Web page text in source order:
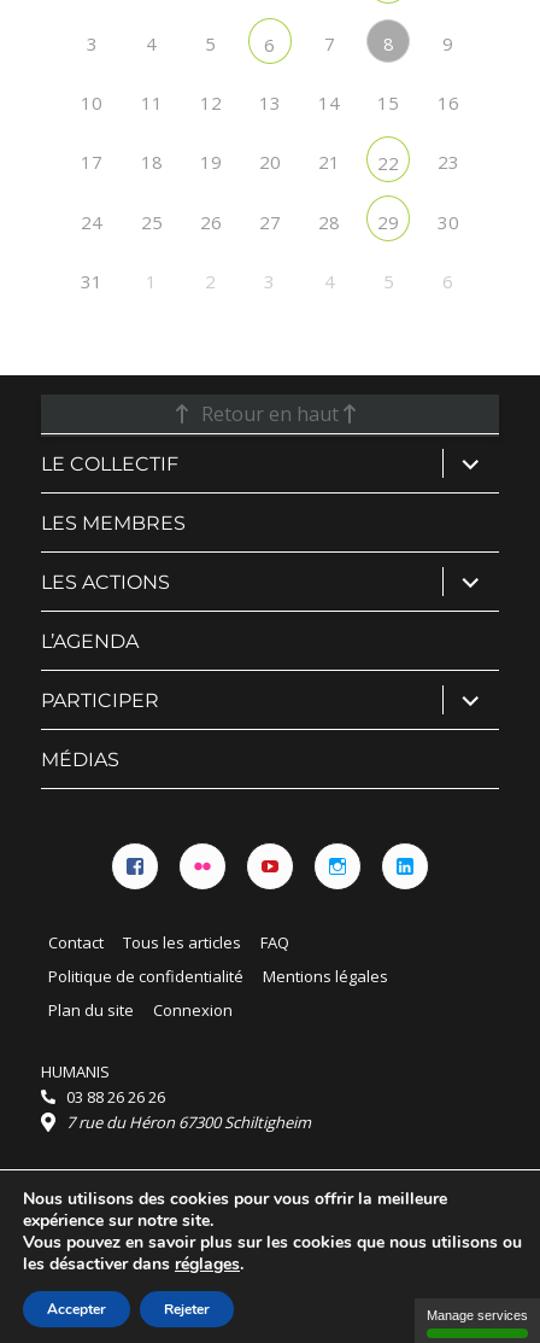
3 4 5 6 7 8 9
10 11 12 13 14 15 16
17 18 19 20 21 22 23
24 25 26 27 28 29 30
31 1 2 3 4 5 6
Retour en haut
LE COLLECTIF ouvrir
le
sous-
LES MEMBRES
LES ACTIONS ouvrir
le
sous-
L’AGENDA
PARTICIPER ouvrir
le
sous-
MÉDIAS
Contact Tous les articles
FAQ
Politique de confidentialité
Mentions légales
Plan du site
Connexion
HUMANIS
03 88 26 26 26
7 rue du Héron 67300 Schiltigheim
Horaires :
HUMANIS : du lundi au vendredi 9h - 18h
Ordidocaz : du lundi au vendredi 8h - 19h
© 2025 HUMANIS, tous droits réservés.
Licence Creative Commons Attribution 4.0
International
Nous utilisons des cookies pour vous offrir la meilleure
expérience sur notre site.
Vous pouvez en savoir plus sur les cookies que nous utilisons ou
les désactiver dans réglages.
Accepter Rejeter Manage services